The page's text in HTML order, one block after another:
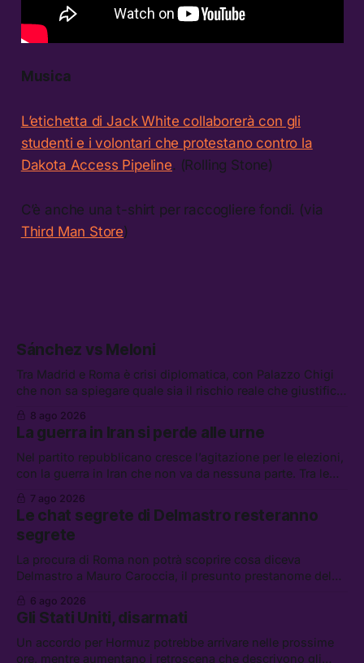
Musica
L’etichetta di Jack White collaborerà con gli
studenti e i volontari che protestano contro la
Dakota Access Pipeline. (Rolling Stone)
C’è anche una t-shirt per raccogliere fondi. (via
Third Man Store)
Sánchez vs Meloni
Tra Madrid e Roma è crisi diplomatica, con Palazzo Chigi
che non sa spiegare quale sia il rischio reale che giustifica
di difesa tra Arabia Saudita, Pakistan e Turchia, la crisi del
carburante irregolare, e un altro caso di IA ribelle
8 ago 2026
La guerra in Iran si perde alle urne
Nel partito repubblicano cresce l’agitazione per le elezioni,
con la guerra in Iran che non va da nessuna parte. Tra le
lavoro, Schlein prova a mettere in sicurezza la coalizione, e
che cos’è lo “Spiralismo,” la religione degli agenti IA
7 ago 2026
Le chat segrete di Delmastro resteranno
segrete
La procura di Roma non potrà scoprire cosa diceva
Delmastro a Mauro Caroccia, il presunto prestanome del
attacchi in Libano, il governo chiederà 36 miliardi di
flessibilità in armi e energia, e Grokipedia è già stata
abbandonata
6 ago 2026
Gli Stati Uniti, disarmati
Un accordo per Hormuz potrebbe arrivare nelle prossime
ore, mentre aumentano i retroscena che descrivono gli